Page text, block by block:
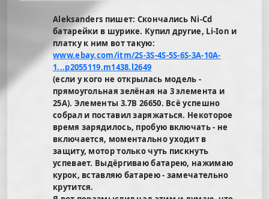
Aleksanders пишет: Скончались Ni-Cd
батарейки в шурике. Купил другие, Li-Ion и
платку к ним вот такую:
www.ebay.com/itm/2S-3S-4S-5S-6S-3A-10A-
1...p2055119.m1438.l2649
(если у кого не открылась модель -
прямоугольная зелёная на 3 элемента и
25А). Элементы 3.7В 26650. Всё успешно
собрал и поставил заряжаться. Некоторое
время зарядилось, пробую включать - не
включается, моментально уходит в
защиту, мотор только чуть пискнуть
успевает. Выдёргиваю батарею, нажимаю
курок, вставляю батарею - замечательно
крутится.